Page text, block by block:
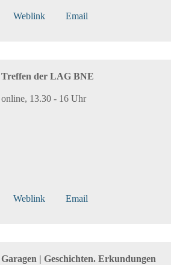
Garagen | Geschichten. Erkundungen
Weblink Email
Treffen der LAG BNE
online, 13.30 - 16 Uhr
Weblink Email